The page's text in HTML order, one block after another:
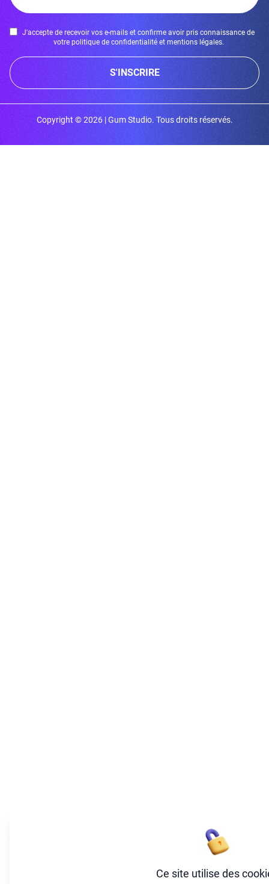
J'accepte de recevoir vos e-mails et confirme avoir pris connaissance de
votre politique de confidentialité et mentions légales.
S'INSCRIRE
Copyright © 2026 | Gum Studio. Tous droits réservés.
Ce site utilise des